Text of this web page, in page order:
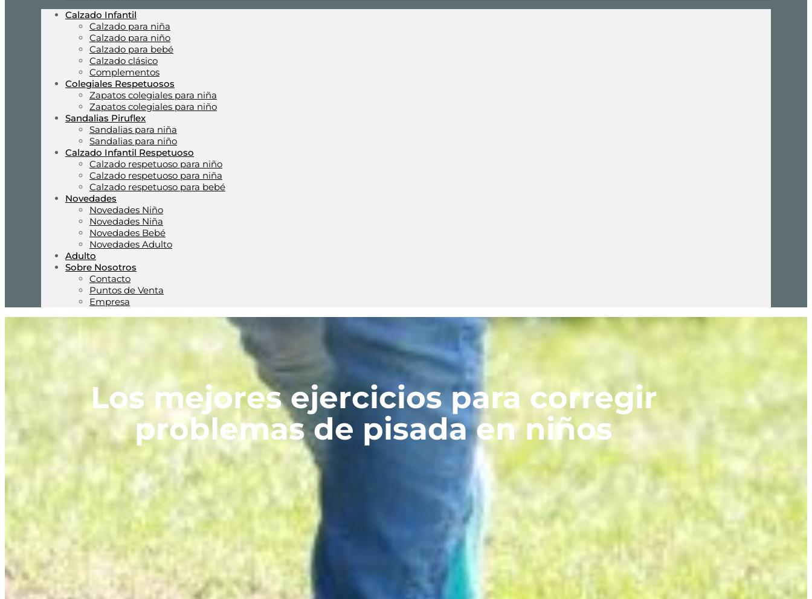
Calzado Infantil
Calzado para niña
Calzado para niño
Calzado para bebé
Calzado clásico
Complementos
Colegiales Respetuosos
Zapatos colegiales para niña
Zapatos colegiales para niño
Sandalias Piruflex
Sandalias para niña
Sandalias para niño
Calzado Infantil Respetuoso
Calzado respetuoso para niño
Calzado respetuoso para niña
Calzado respetuoso para bebé
Novedades
Novedades Niño
Novedades Niña
Novedades Bebé
Novedades Adulto
Adulto
Sobre Nosotros
Contacto
Puntos de Venta
Empresa
Los mejores ejercicios para corregir
problemas de pisada en niños